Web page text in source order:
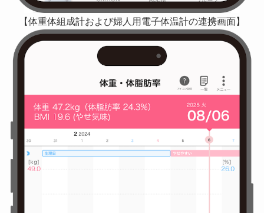
【体重体組成計および婦人用電子体温計の連携画面】